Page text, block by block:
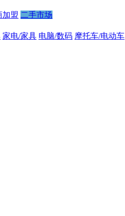
加盟 二手市场
家电/家具 电脑/数码 摩托车/电动车